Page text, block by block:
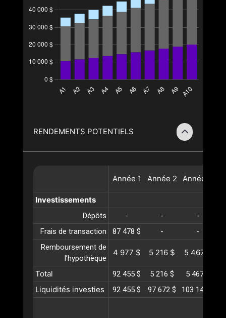
RENDEMENTS POTENTIELS
Année 1 Année 2 Année
Investissements
Dépôts - -
-
Frais de transaction
87 478 $ -
-
Remboursement de
l’hypothèque
4 977 $ 5 216 $ 5 467 $
Total 92 455 $ 5 216 $ 5 467 $
Liquidités investies 92 455 $ 97 672 $ 103 140 $